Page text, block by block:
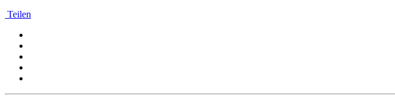
Teilen